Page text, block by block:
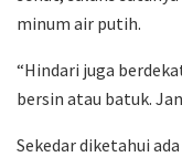
minum air putih.
“Hindari juga
bersin atau batuk.
Sekedar diketahui